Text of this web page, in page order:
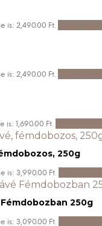
is: 2,490.00 Ft.
is: 2,490.00 Ft.
is: 1,690.00 Ft.
250g
is: 3,990.00 Ft.
250g
is: 3,090.00 Ft.